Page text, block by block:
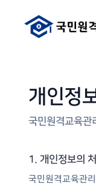
개인정
국민원격교육관
1. 개인정보의
국민원격교육관